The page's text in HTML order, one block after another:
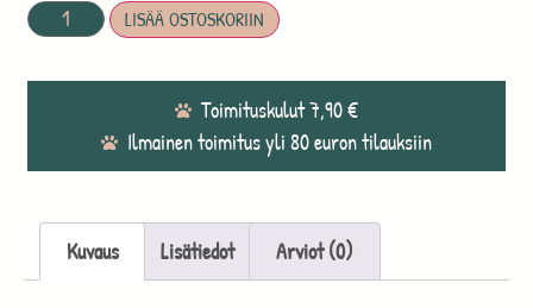
LISÄÄ OSTOSKORIIN
Toimituskulut 7,90 €
Ilmainen toimitus yli 80 euron tilauksiin
Kuvaus Lisätiedot Arviot (0)